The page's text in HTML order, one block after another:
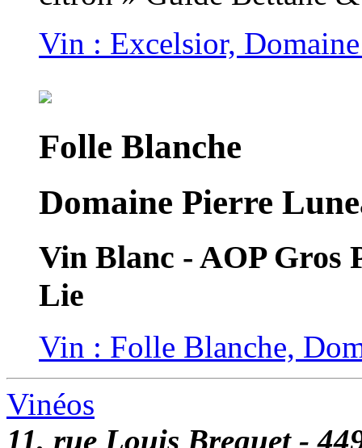
Vin : Excelsior,
Folle Blanche
Domaine Pierre
Vin Blanc - AOP Gros
Lie
Vin : Folle Blanche,
Vinéos
11, rue Louis Breguet -